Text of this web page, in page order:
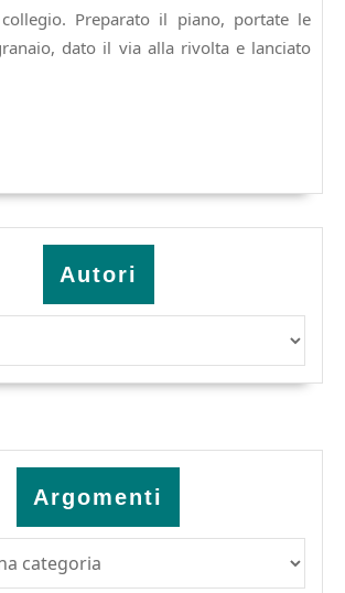
Preparato il piano, portate le
dato il via alla rivolta e lanciato
Autori
Argomenti